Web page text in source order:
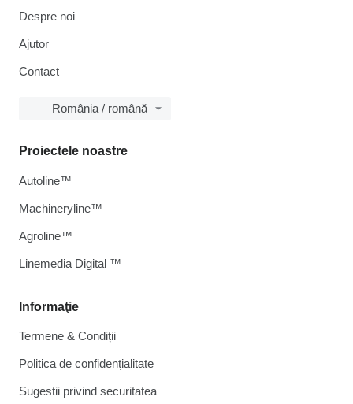
Despre noi
Ajutor
Contact
România / română
Informaţie
Termene & Condiții
Politica de confidențialitate
Sugestii privind securitatea
Proiectele noastre
Autoline™
Machineryline™
Agroline™
Linemedia Digital ™